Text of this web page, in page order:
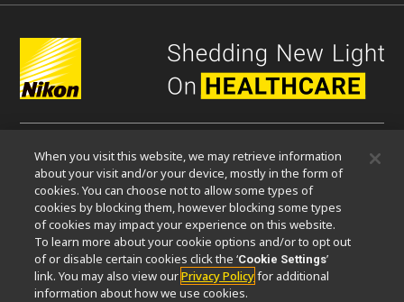
微信
关于我们
活动可持续发展 Well-being 显微镜事业100周年
相关网站
When you visit this website, we may retrieve information
about your visit and/or your device, mostly in the form of
cookies. You can choose not to allow some types of
cookies by blocking them, however blocking some types
of cookies may impact your experience on this website.
To learn more about your cookie options and/or to opt out
of or disable certain cookies click the ‘Cookie Settings’
link. You may also view ourPrivacy Policyfor additional
information about how we use cookies.